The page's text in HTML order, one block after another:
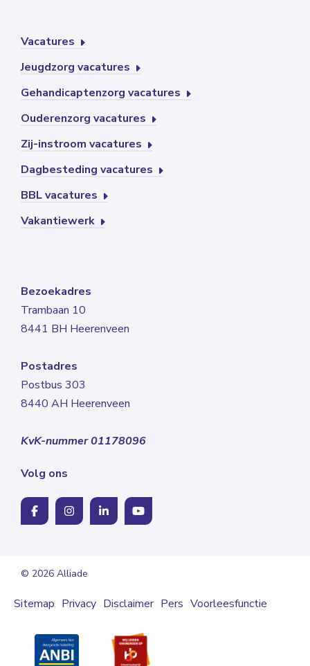
Vacatures
Jeugdzorg vacatures
Gehandicaptenzorg vacatures
Ouderenzorg vacatures
Zij-instroom vacatures
Dagbesteding vacatures
BBL vacatures
Vakantiewerk
Bezoekadres
Trambaan 10
8441 BH Heerenveen
Postadres
Postbus 303
8440 AH Heerenveen
KvK-nummer 01178096
Volg ons
© 2026 Alliade
Sitemap Privacy Disclaimer Pers Voorleesfunctie